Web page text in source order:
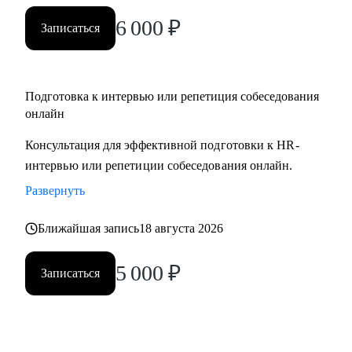
вами.
Записаться
6 000 ₽
Подготовка к интервью или репетиция собеседования
онлайн
Консультация для эффективной подготовки к HR-
интервью или репетиции собеседования онлайн.
Развернуть
Ближайшая запись18 августа 2026
Записаться 5 000 ₽